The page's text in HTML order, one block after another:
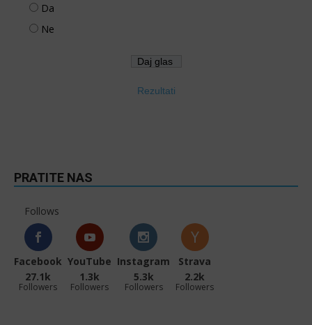
Da
Ne
Rezultati
PRATITE NAS
Follows
Facebook
27.1k
Followers
YouTube
1.3k
Followers
Instagram
5.3k
Followers
Strava
2.2k
Followers